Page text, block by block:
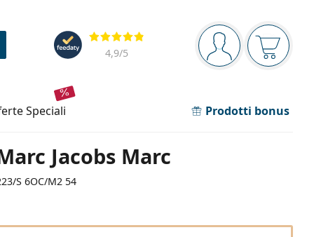
Barra di navigazione
sei connesso
Il
Valutazione
4,9/5
speciali Prodotti bonus
Jacobs Marc
S 6OC/M2 54